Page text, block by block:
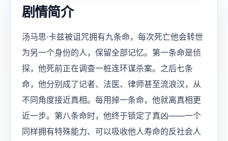
剧情简介
汤马思·卡兹被诅咒拥有九条命，每次死亡他会转世
为另一个身份的人，保留全部记忆。第一条命是侦
探，他死前正在调查一桩连环谋杀案。之后七条
命，他分别成了记者、法医、律师甚至流浪汉，从
不同角度接近真相。每用掉一条命，他就离真相更
近一步。第八条命时，他终于锁定了真凶——一个
同样拥有特殊能力、可以吸收他人寿命的反社会人